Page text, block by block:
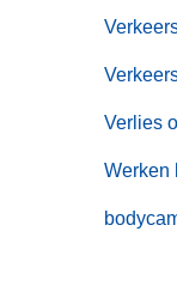
Verlies
Werken